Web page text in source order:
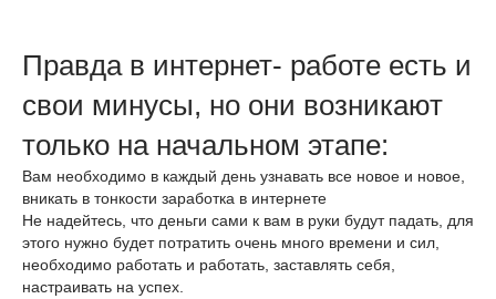
Правда в интернет- работе есть и
свои минусы, но они возникают
только на начальном этапе:
Вам необходимо в каждый день узнавать все новое и новое,
вникать в тонкости заработка в интернете
Не надейтесь, что деньги сами к вам в руки будут падать, для
этого нужно будет потратить очень много времени и сил,
необходимо работать и работать, заставлять себя,
настраивать на успех.